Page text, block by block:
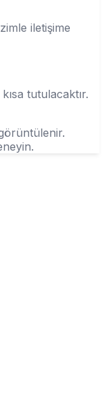
iletişime
tutulacaktır.